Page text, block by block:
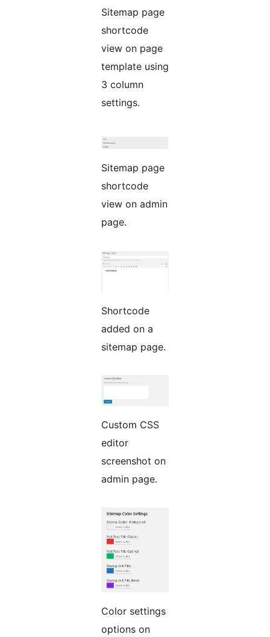
Sitemap page
shortcode
view on page
template using
3 column
settings.
Sitemap page
shortcode
view on admin
page.
Shortcode
added on a
sitemap page.
Custom CSS
editor
screenshot on
admin page.
Color settings
options on